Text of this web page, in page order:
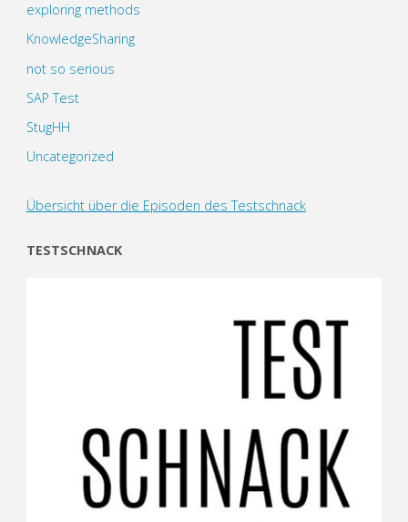
exploring methods
KnowledgeSharing
not so serious
SAP Test
StugHH
Uncategorized
Übersicht über die Episoden des Testschnack
TESTSCHNACK